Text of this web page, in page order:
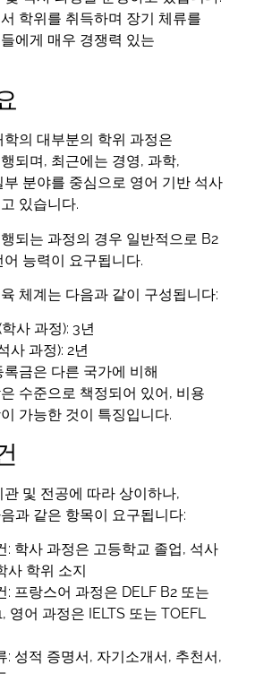
학위를 취득하며 장기 체류를
에게 매우 경쟁력 있는
의 대부분의 학위 과정은
되며, 최근에는 경영, 과학,
부 분야를 중심으로 영어 기반 석사
있습니다.
되는 과정의 경우 일반적으로 B2
능력이 요구됩니다.
체계는 다음과 같이 구성됩니다:
사 과정): 3년
사 과정): 2년
금은 다른 국가에 비해
수준으로 책정되어 있어, 비용
가능한 것이 특징입니다.
및 전공에 따라 상이하나,
과 같은 항목이 요구됩니다:
: 학사 과정은 고등학교 졸업, 석사
사 학위 소지
: 프랑스어 과정은 DELF B2 또는
영어 과정은 IELTS 또는 TOEFL
: 성적 증명서, 자기소개서, 추천서,